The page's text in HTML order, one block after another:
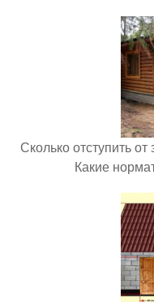
Сколько отступить
Какие